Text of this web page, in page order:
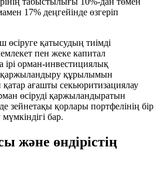
17% деңгейінде өзгеріп
қатысудың тиімді
пен жеке капитал
ірі орман-инвестициялық
қаржыландыру құрылымын
ағашты секьюритизациялау
өсіруді қаржыландыратын
зейнетақы қорлары портфелінің бір
бар.
және өндірістің